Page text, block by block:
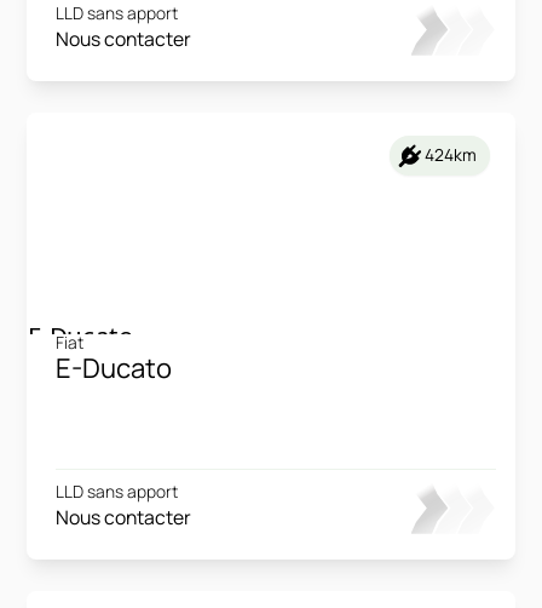
LLD sans apport
Nous contacter
Fiat
E-Ducato
LLD sans apport
Nous contacter
424km